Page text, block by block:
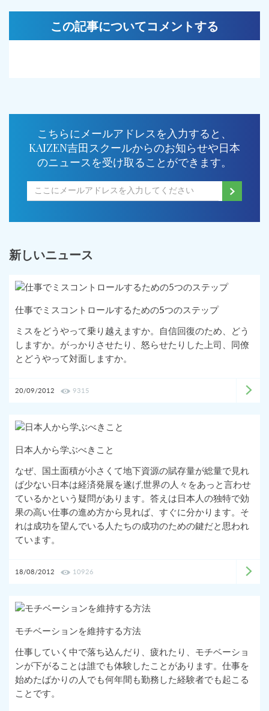
この記事についてコメントする
こちらにメールアドレスを入力すると、
KAIZEN吉田スクールからのお知らせや日本
のニュースを受け取ることができます。
新しいニュース
仕事でミスコントロールするための5つのステップ
ミスをどうやって乗り越えますか。自信回復のため、どう
しますか。がっかりさせたり、怒らせたりした上司、同僚
とどうやって対面しますか。
20/09/2012 9315
日本人から学ぶべきこと
なぜ、国土面積が小さくて地下資源の賦存量が総量で見れ
ば少ない日本は経済発展を遂げ,世界の人々をあっと言わせ
ているかという疑問があります。答えは日本人の独特で効
果の高い仕事の進め方から見れば、すぐに分かります。そ
れは成功を望んでいる人たちの成功のための鍵だと思われ
ています。
18/08/2012 10926
モチベーションを維持する方法
仕事していく中で落ち込んだり、疲れたり、モチベーショ
ンが下がることは誰でも体験したことがあります。仕事を
始めたばかりの人でも何年間も勤務した経験者でも起こる
ことです。